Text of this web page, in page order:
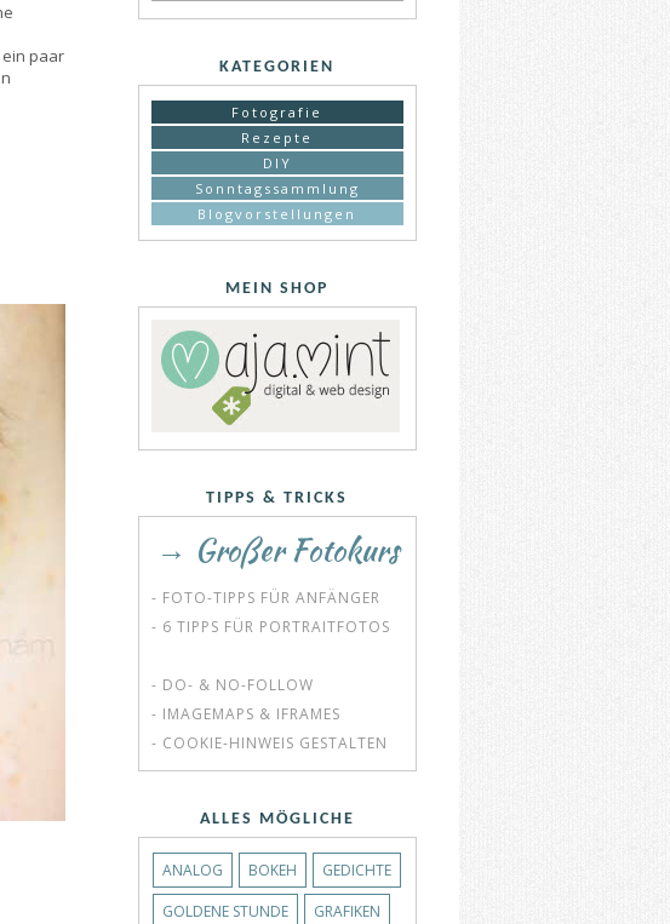
paar
KATEGORIEN
Fotografie
Rezepte
DIY
Sonntagssammlung
Blogvorstellungen
MEIN SHOP
TIPPS & TRICKS
→ Großer Fotokurs
- FOTO-TIPPS FÜR ANFÄNGER
- 6 TIPPS FÜR PORTRAITFOTOS
- DO- & NO-FOLLOW
- IMAGEMAPS & IFRAMES
- COOKIE-HINWEIS GESTALTEN
ALLES MÖGLICHE
ANALOG BOKEH
GEDICHTE
GOLDENE STUNDE
GRAFIKEN